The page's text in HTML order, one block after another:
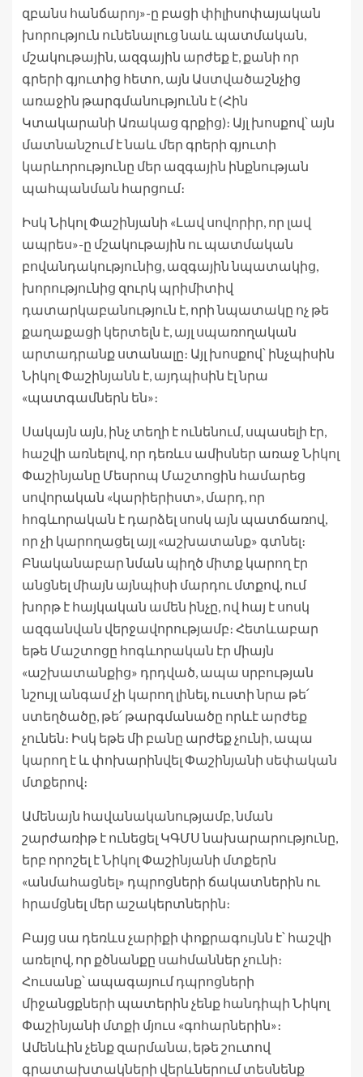
զբանս հանճարոյ»-ը բացի փիլիսոփայական
խորություն ունենալուց նաև պատմական,
մշակութային, ազգային արժեք է, քանի որ
գրերի գյուտից հետո, այն Աստվածաշնչից
առաջին թարգմանությունն է (Հին
Կտակարանի Առակաց գրքից)։ Այլ խոսքով՝ այն
մատնանշում է նաև մեր գրերի գյուտի
կարևորությունը մեր ազգային ինքնության
պահպանման հարցում։
Իսկ Նիկոլ Փաշինյանի «Լավ սովորիր, որ լավ
ապրես»-ը մշակութային ու պատմական
բովանդակությունից, ազգային նպատակից,
խորությունից զուրկ պրիմիտիվ
դատարկաբանություն է, որի նպատակը ոչ թե
քաղաքացի կերտելն է, այլ սպառողական
արտադրանք ստանալը։ Այլ խոսքով՝ ինչպիսին
Նիկոլ Փաշինյանն է, այդպիսին էլ նրա
«պատգամներն են»։
Սակայն այն, ինչ տեղի է ունենում, սպասելի էր,
հաշվի առնելով, որ դեռևս ամիսներ առաջ Նիկոլ
Փաշինյանը Մեսրոպ Մաշտոցին համարեց
սովորական «կարիերիստ», մարդ, որ
հոգևորական է դարձել սոսկ այն պատճառով,
որ չի կարողացել այլ «աշխատանք» գտնել։
Բնականաբար նման պիղծ միտք կարող էր
անցնել միայն այնպիսի մարդու մտքով, ում
խորթ է հայկական ամեն ինչը, ով հայ է սոսկ
ազգանվան վերջավորությամբ։ Հետևաբար
եթե Մաշտոցը հոգևորական էր միայն
«աշխատանքից» դրդված, ապա սրբության
նշույլ անգամ չի կարող լինել, ուստի նրա թե՛
ստեղծածը, թե՛ թարգմանածը որևէ արժեք
չունեն։ Իսկ եթե մի բանը արժեք չունի, ապա
կարող է և փոխարինվել Փաշինյանի սեփական
մտքերով։
Ամենայն հավանականությամբ, նման
շարժառիթ է ունեցել ԿԳՄՍ նախարարությունը,
երբ որոշել է Նիկոլ Փաշինյանի մտքերն
«անմահացնել» դպրոցների ճակատներին ու
հրամցնել մեր աշակերտներին։
Բայց սա դեռևս չարիքի փոքրագույնն է՝ հաշվի
առելով, որ քծնանքը սահմաններ չունի։
Հուսանք՝ ապագայում դպրոցների
միջանցքների պատերին չենք հանդիպի Նիկոլ
Փաշինյանի մտքի մյուս «գոհարներին»։
Ամենևին չենք զարմանա, եթե շուտով
գրատախտակների վերևներում տեսնենք